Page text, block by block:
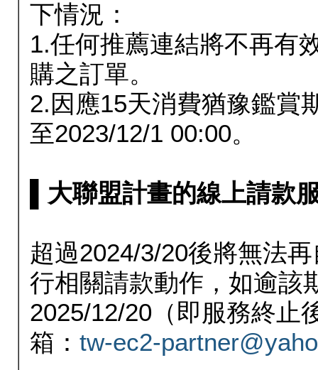
下情況：
1.任何推薦連結將不再有
購之訂單。
2.因應15天消費猶豫鑑賞
至2023/12/1 00:00。
▌大聯盟計畫的線上請款
超過2024/3/20後將無法
行相關請款動作，如逾該
2025/12/20（即服務終止
箱： tw-ec2-